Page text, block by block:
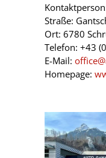
Straße:
Ort: 6780
Telefon: +43
E-Mail:
Homepage: